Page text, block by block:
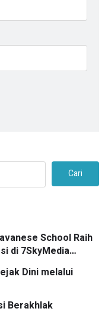
Cari
School Raih
di 7SkyMedia
Dini melalui
Berakhlak